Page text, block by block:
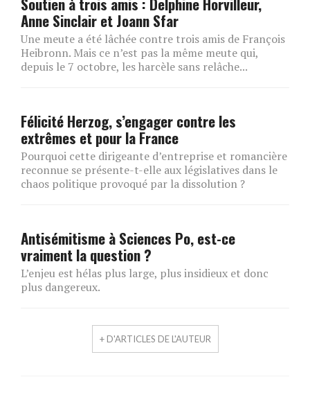
Anne Sinclair et Joann Sfar
Une meute a été lâchée contre trois amis de François
Heibronn. Mais ce n’est pas la même meute qui,
depuis le 7 octobre, les harcèle sans relâche...
Félicité Herzog, s’engager contre les
extrêmes et pour la France
Pourquoi cette dirigeante d’entreprise et romancière
reconnue se présente-t-elle aux législatives dans le
chaos politique provoqué par la dissolution ?
Antisémitisme à Sciences Po, est-ce
vraiment la question ?
L’enjeu est hélas plus large, plus insidieux et donc
plus dangereux.
+ D'ARTICLES DE L'AUTEUR